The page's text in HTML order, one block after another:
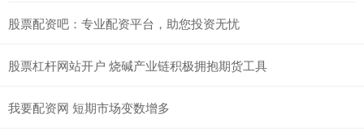
股票配资吧：专业配资平台，助您投资无忧
股票杠杆网站开户 烧碱产业链积极拥抱期货工具
我要配资网 短期市场变数增多